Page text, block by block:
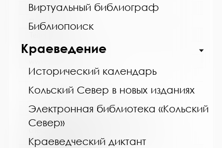
Виртуальный библиограф
Библиопоиск
Краеведение
Исторический календарь
Кольский Север в новых изданиях
Электронная библиотека «Кольский
Север»
Краеведческий диктант
Улица, дом:
Победы, 25
8 (81538) 4-35-92
http://revdabiblios.ru/
Название библиотеки:
Мурманская горственная областная
специальная библиотека для слепых и
слабовидящих